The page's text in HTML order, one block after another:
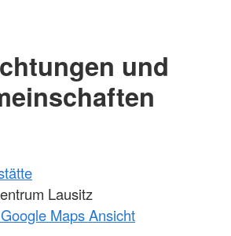
und
Lausitz
Maps Ansicht